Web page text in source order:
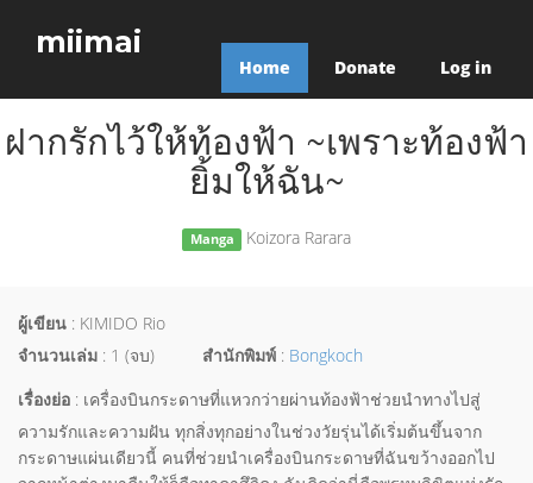
miimai
Home Donate Log in
ฝากรักไว้ให้ท้องฟ้า ~เพราะท้องฟ้า
ยิ้มให้ฉัน~
Manga Koizora Rarara
ผู้เขียน : KIMIDO Rio
จำนวนเล่ม : 1 (จบ) สำนักพิมพ์ : Bongkoch
เรื่องย่อ : เครื่องบินกระดาษที่แหวกว่ายผ่านท้องฟ้าช่วยนำทางไปสู่
ความรักและความฝัน ทุกสิ่งทุกอย่างในช่วงวัยรุ่นได้เริ่มต้นขึ้นจาก
กระดาษแผ่นเดียวนี้ คนที่ช่วยนำเครื่องบินกระดาษที่ฉันขว้างออกไป